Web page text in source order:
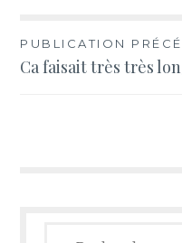
Navigation
de
PUBLICATION
Ca faisait très très